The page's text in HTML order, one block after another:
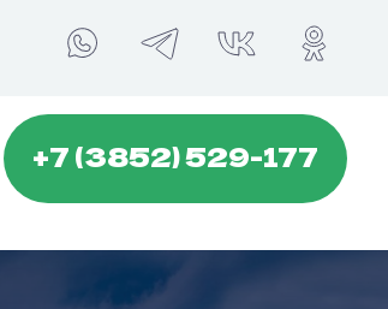
+7 (3852) 529-177